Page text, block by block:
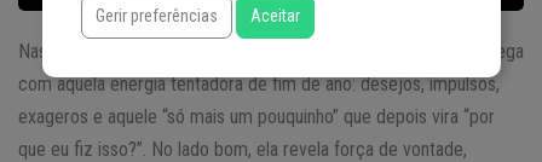
Nas
chega
com aquela energia tentadora de fim de ano: desejos, impulsos,
exageros e aquele “só mais um pouquinho” que depois vira “por
que eu fiz isso?”. No lado bom, ela revela força de vontade,
Gerir preferências Aceitar